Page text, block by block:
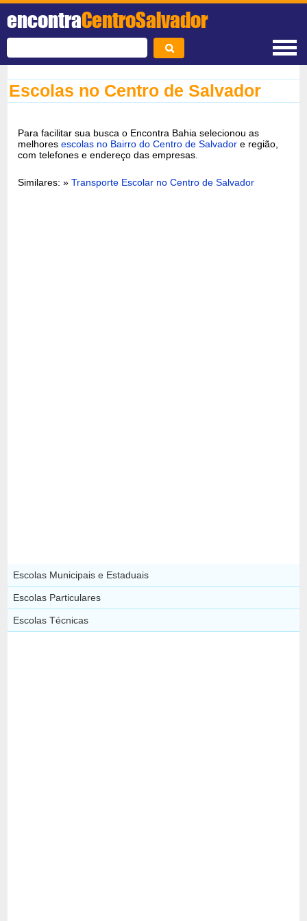
encontraCentroSalvador
Escolas no Centro de Salvador
Para facilitar sua busca o Encontra Bahia selecionou as
melhoresescolas no Bairro do Centro de Salvador e região,
com telefones e endereço das empresas.
Similares: »Transporte Escolar no Centro de Salvador
Escolas Municipais e Estaduais
Escolas Particulares
Escolas Técnicas